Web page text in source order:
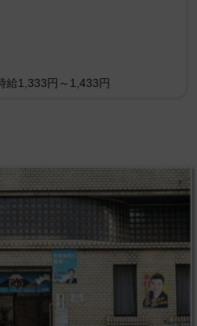
給1,333円～1,433円